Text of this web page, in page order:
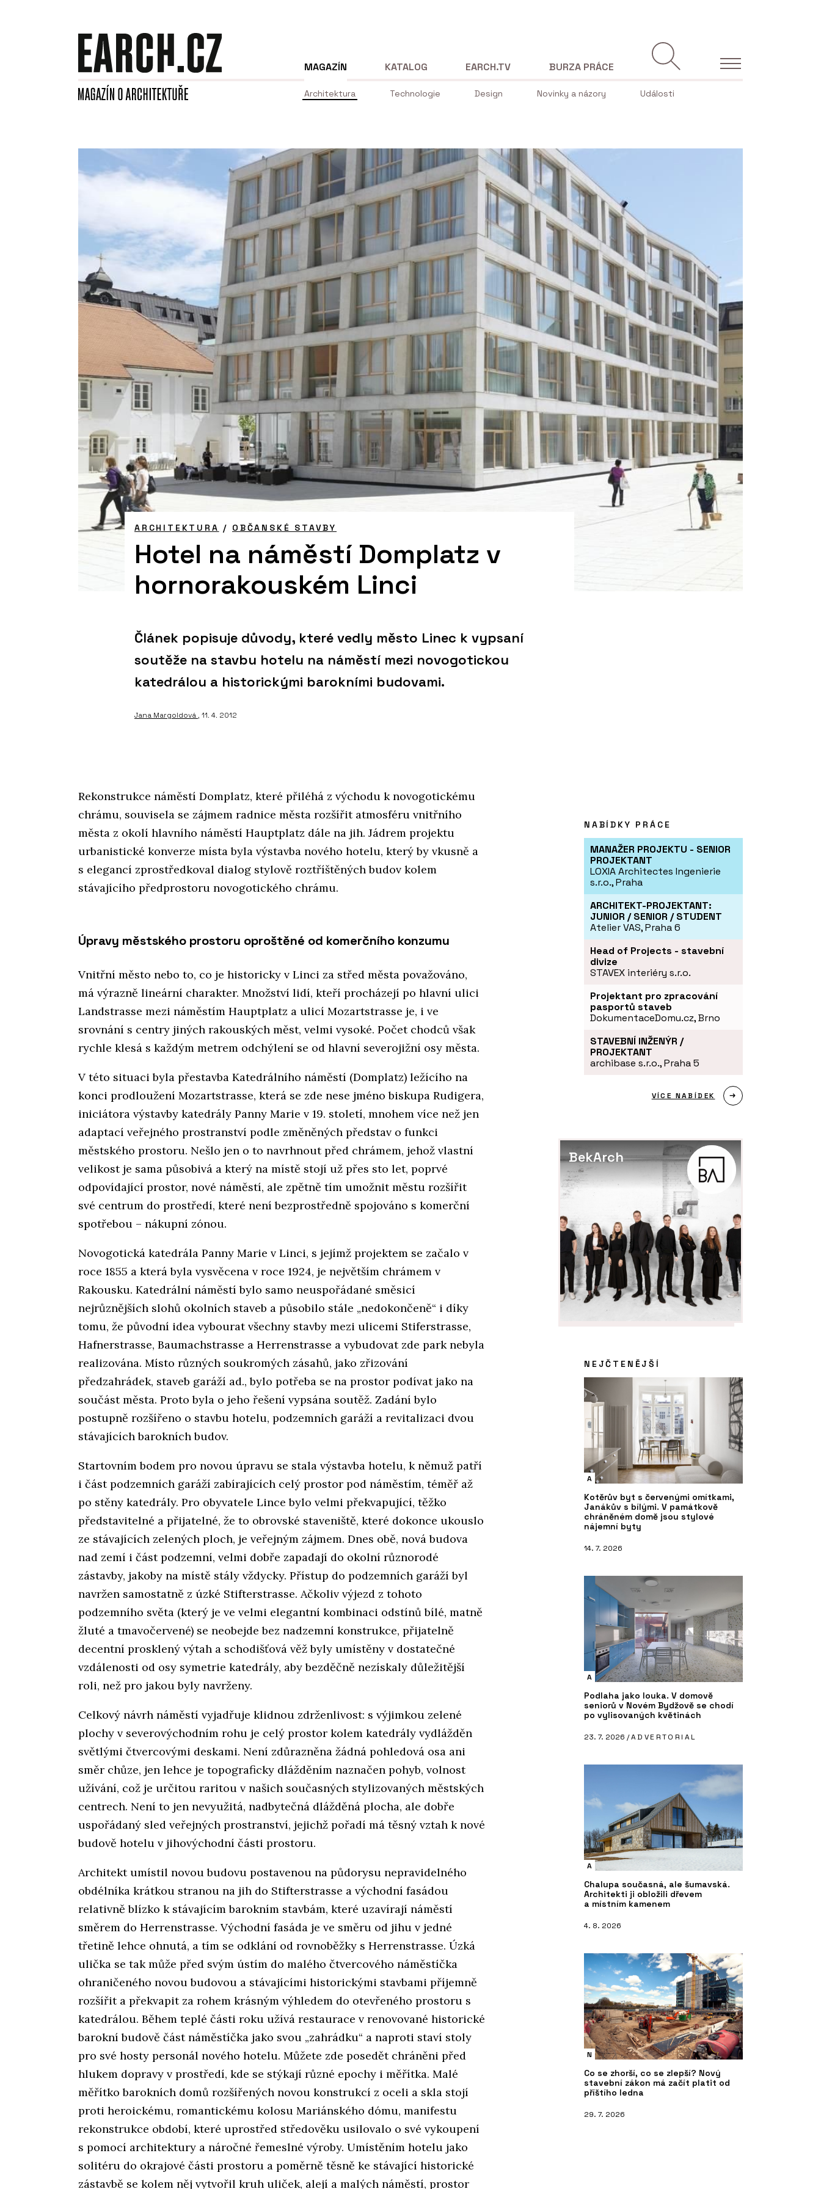
MAGAZÍN
Architektura Technologie Design Novinky a názory Události
KATALOG EARCH.TV BURZA PRÁCE
ARCHITEKTURA / OBČANSKÉ STAVBY
Hotel na náměstí Domplatz v
hornorakouském Linci
Článek popisuje důvody, které vedly město Linec k vypsaní
soutěže na stavbu hotelu na náměstí mezi novogotickou
katedrálou a historickými barokními budovami.
Jana Margoldová, 11. 4. 2012
Rekonstrukce náměstí Domplatz, které přiléhá z východu k novogotickému
chrámu, souvisela se zájmem radnice města rozšířit atmosféru vnitřního
města z okolí hlavního náměstí Hauptplatz dále na jih. Jádrem projektu
urbanistické konverze místa byla výstavba nového hotelu, který by vkusně a
s elegancí zprostředkoval dialog stylově roztříštěných budov kolem
stávajícího předprostoru novogotického chrámu.
Úpravy městského prostoru oproštěné od komerčního konzumu
Vnitřní město nebo to, co je historicky v Linci za střed města považováno,
má výrazně lineární charakter. Množství lidí, kteří procházejí po hlavní ulici
Landstrasse mezi náměstím Hauptplatz a ulicí Mozartstrasse je, i ve
srovnání s centry jiných rakouských měst, velmi vysoké. Počet chodců však
rychle klesá s každým metrem odchýlení se od hlavní severojižní osy města.
V této situaci byla přestavba Katedrálního náměstí (Domplatz) ležícího na
konci prodloužení Mozartstrasse, která se zde nese jméno biskupa Rudigera,
iniciátora výstavby katedrály Panny Marie v 19. století, mnohem více než jen
adaptací veřejného prostranství podle změněných představ o funkci
městského prostoru. Nešlo jen o to navrhnout před chrámem, jehož vlastní
velikost je sama působivá a který na místě stojí už přes sto let, poprvé
odpovídající prostor, nové náměstí, ale zpětně tím umožnit městu rozšířit
své centrum do prostředí, které není bezprostředně spojováno s komerční
spotřebou – nákupní zónou.
Novogotická katedrála Panny Marie v Linci, s jejímž projektem se začalo v
roce 1855 a která byla vysvěcena v roce 1924, je největším chrámem v
Rakousku. Katedrální náměstí bylo samo neuspořádané směsicí
nejrůznějších slohů okolních staveb a působilo stále „nedokončeně“ i díky
tomu, že původní idea vybourat všechny stavby mezi ulicemi Stiferstrasse,
Hafnerstrasse, Baumachstrasse a Herrenstrasse a vybudovat zde park nebyla
realizována. Místo různých soukromých zásahů, jako zřizování
předzahrádek, staveb garáží ad., bylo potřeba se na prostor podívat jako na
součást města. Proto byla o jeho řešení vypsána soutěž. Zadání bylo
postupně rozšířeno o stavbu hotelu, podzemních garáží a revitalizaci dvou
stávajících barokních budov.
Startovním bodem pro novou úpravu se stala výstavba hotelu, k němuž patří
i část podzemních garáží zabírajících celý prostor pod náměstím, téměř až
po stěny katedrály. Pro obyvatele Lince bylo velmi překvapující, těžko
představitelné a přijatelné, že to obrovské staveniště, které dokonce ukouslo
ze stávajících zelených ploch, je veřejným zájmem. Dnes obě, nová budova
nad zemí i část podzemní, velmi dobře zapadají do okolní různorodé
zástavby, jakoby na místě stály vždycky. Přístup do podzemních garáží byl
navržen samostatně z úzké Stifterstrasse. Ačkoliv výjezd z tohoto
podzemního světa (který je ve velmi elegantní kombinaci odstínů bílé, matně
žluté a tmavočervené) se neobejde bez nadzemní konstrukce, přijatelně
decentní prosklený výtah a schodišťová věž byly umístěny v dostatečné
vzdálenosti od osy symetrie katedrály, aby bezděčně nezískaly důležitější
roli, než pro jakou byly navrženy.
Celkový návrh náměstí vyjadřuje klidnou zdrženlivost: s výjimkou zelené
plochy v severovýchodním rohu je celý prostor kolem katedrály vydlážděn
světlými čtvercovými deskami. Není zdůrazněna žádná pohledová osa ani
směr chůze, jen lehce je topograficky dlážděním naznačen pohyb, volnost
užívání, což je určitou raritou v našich současných stylizovaných městských
centrech. Není to jen nevyužitá, nadbytečná dlážděná plocha, ale dobře
uspořádaný sled veřejných prostranství, jejichž pořadí má těsný vztah k nové
budově hotelu v jihovýchodní části prostoru.
Architekt umístil novou budovu postavenou na půdorysu nepravidelného
obdélníka krátkou stranou na jih do Stifterstrasse a východní fasádou
relativně blízko k stávajícím barokním stavbám, které uzavírají náměstí
směrem do Herrenstrasse. Východní fasáda je ve směru od jihu v jedné
třetině lehce ohnutá, a tím se odklání od rovnoběžky s Herrenstrasse. Úzká
ulička se tak může před svým ústím do malého čtvercového náměstíčka
ohraničeného novou budovou a stávajícími historickými stavbami příjemně
rozšířit a překvapit za rohem krásným výhledem do otevřeného prostoru s
katedrálou. Během teplé části roku užívá restaurace v renovované historické
barokní budově část náměstíčka jako svou „zahrádku“ a naproti staví stoly
pro své hosty personál nového hotelu. Můžete zde posedět chráněni před
hlukem dopravy v prostředí, kde se stýkají různé epochy i měřítka. Malé
měřítko barokních domů rozšířených novou konstrukcí z oceli a skla stojí
proti heroickému, romantickému kolosu Mariánského dómu, manifestu
rekonstrukce období, které uprostřed středověku usilovalo o své vykoupení
s pomocí architektury a náročné řemeslné výroby. Umístěním hotelu jako
solitéru do okrajové části prostoru a poměrně těsně ke stávající historické
zástavbě se kolem něj vytvořil kruh uliček, alejí a malých náměstí, prostor
NABÍDKY PRÁCE
MANAŽER PROJEKTU - SENIOR
PROJEKTANT
LOXIA Architectes Ingenierie
s.r.o., Praha
ARCHITEKT-PROJEKTANT:
JUNIOR / SENIOR / STUDENT
Atelier VAS, Praha 6
Head of Projects - stavební
divize
STAVEX interiéry s.r.o.
Projektant pro zpracování
pasportů staveb
DokumentaceDomu.cz, Brno
STAVEBNÍ INŽENÝR /
PROJEKTANT
archibase s.r.o., Praha 5
VÍCE NABÍDEK
BekArch
NEJČTENĚJŠÍ
A
Kotěrův byt s červenými omítkami,
Janákův s bílými. V památkově
chráněném domě jsou stylové
nájemní byty
14. 7. 2026
A
Podlaha jako louka. V domově
seniorů v Novém Bydžově se chodí
po vylisovaných květinách
23. 7. 2026 /ADVERTORIAL
A
Chalupa současná, ale šumavská.
Architekti ji obložili dřevem
a místním kamenem
4. 8. 2026
N
Co se zhorší, co se zlepší? Nový
stavební zákon má začít platit od
příštího ledna
29. 7. 2026